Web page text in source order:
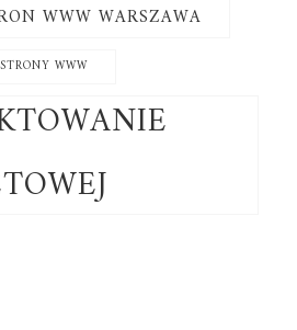
WWW WARSZAWA
WWW